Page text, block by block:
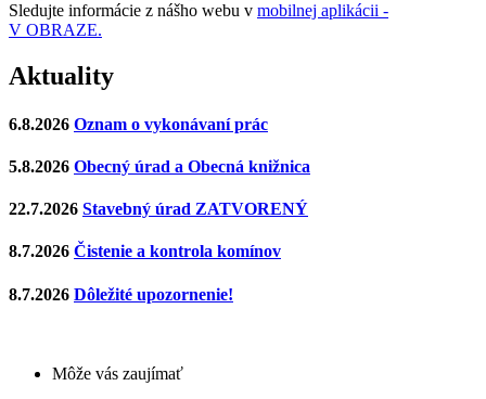
Sledujte informácie z nášho webu v mobilnej aplikácii -
V OBRAZE.
Aktuality
6.8.2026 Oznam o vykonávaní prác
5.8.2026 Obecný úrad a Obecná knižnica
22.7.2026 Stavebný úrad ZATVORENÝ
8.7.2026 Čistenie a kontrola komínov
8.7.2026 Dôležité upozornenie!
Môže vás zaujímať